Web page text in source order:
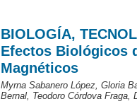
BIOLOGÍA,
Efectos Biológicos
Magnéticos
Myrna Sabanero López, Gloria
Bernal, Teodoro Córdova Fraga,